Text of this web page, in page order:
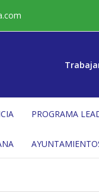
PROGRAMA